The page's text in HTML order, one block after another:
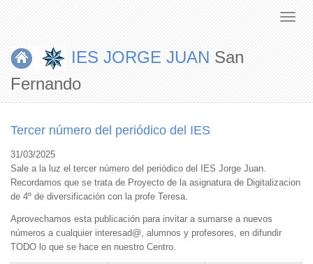
IES JORGE JUAN San
Fernando
Tercer número del periódico del IES
31/03/2025
Sale a la luz el tercer número del periódico del IES Jorge Juan.
Recordamos que se trata de Proyecto de la asignatura de Digitalizacion
de 4º de diversificación con la profe Teresa.
Aprovechamos esta publicación para invitar a sumarse a nuevos
números a cualquier interesad@, alumnos y profesores, en difundir
TODO lo que se hace en nuestro Centro.